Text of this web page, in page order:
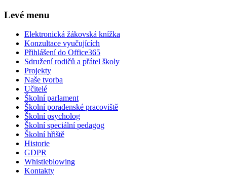
Levé menu
Elektronická žákovská knížka
Konzultace vyučujících
Přihlášení do Office365
Sdružení rodičů a přátel školy
Projekty
Naše tvorba
Učitelé
Školní parlament
Školní poradenské pracoviště
Školní psycholog
Školní speciální pedagog
Školní hřiště
Historie
GDPR
Whistleblowing
Kontakty